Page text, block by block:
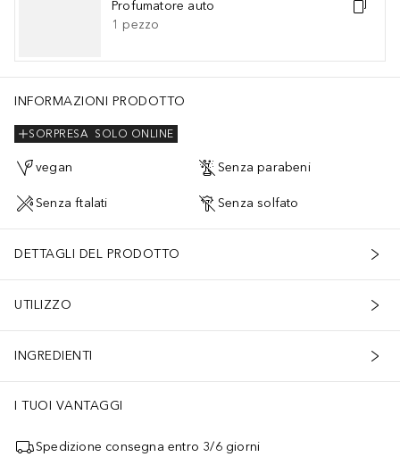
Profumatore auto
1 pezzo
INFORMAZIONI PRODOTTO
SOLO ONLINE
SORPRESA
vegan Senza parabeni
Senza ftalati Senza solfato
DETTAGLI DEL PRODOTTO
UTILIZZO
INGREDIENTI
I TUOI VANTAGGI
Spedizione consegna entro 3/6 giorni